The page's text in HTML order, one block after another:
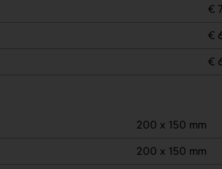
€
€
€
200 x 150 mm
200 x 150 mm